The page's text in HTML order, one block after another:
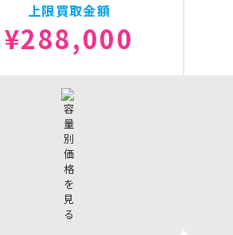
上限買取金額
¥288,000